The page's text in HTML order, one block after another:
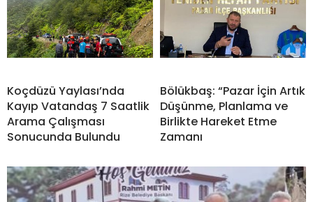
Koçdüzü Yaylası’nda
Kayıp Vatandaş 7 Saatlik
Arama Çalışması
Sonucunda Bulundu
Bölükbaş: “Pazar İçin Artık
Düşünme, Planlama ve
Birlikte Hareket Etme
Zamanı